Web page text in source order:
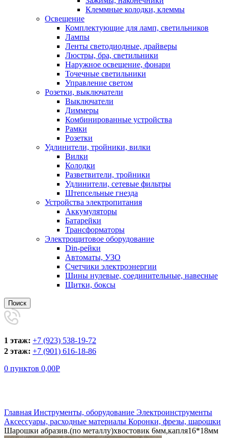
Клеммные колодки, клеммы
Освещение
Комплектующие для ламп, светильников
Лампы
Ленты светодиодные, драйверы
Люстры, бра, светильники
Наружное освещение, фонари
Точечные светильники
Управление светом
Розетки, выключатели
Выключатели
Диммеры
Комбинированные устройства
Рамки
Розетки
Удлинители, тройники, вилки
Вилки
Колодки
Разветвители, тройники
Удлинители, сетевые фильтры
Штепсельные гнезда
Устройства электропитания
Аккумуляторы
Батарейки
Трансформаторы
Электрощитовое оборудование
Din-рейки
Автоматы, УЗО
Счетчики электроэнергии
Шины нулевые, соединительные, навесные
Щитки, боксы
Поиск
1 этаж: +7 (923) 538-19-72
2 этаж: +7 (901) 616-18-86
0 пунктов 0,00Р
Главная Инструменты, оборудование Электроинструменты
Аксессуары, расходные материалы Коронки, фрезы, шарошки
Шарошки абразив.(по металлу)хвостовик 6мм,капля16*18мм